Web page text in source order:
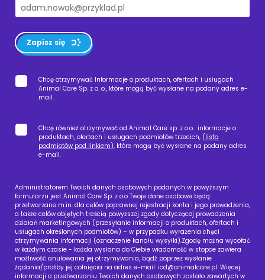
Zapisz się
Chcę otrzymywać Informacje o produktach, ofertach i usługach
Animal Care Sp. z o. o., które mogą być wysłane na podany adres e-
mail.
Chcę również otrzymywać od Animal Care sp. z o.o. informacje o
produktach, ofertach i usługach podmiotów trzecich, (lista
podmiotów pod linkiem), które mogą być wysłane na podany adres
e-mail.
Administratorem Twoich danych osobowych podanych w powyższym
formularzu jest Animal Care Sp. z o.o Twoje dane osobowe będą
przetwarzane m.in. dla celów poprawnej rejestracji konta i jego prowadzenia,
a także celów objętych treścią powyższej zgody dotyczącej prowadzenia
działań marketingowych (przesyłanie informacji o produktach, ofertach i
usługach określonych podmiotów) – w przypadku wyrażenia chęci
otrzymywania informacji (oznaczenie kanału wysyłki).Zgodę można wycofać
w każdym czasie - każda wysłana do Ciebie wiadomość w stopce zawiera
możliwość anulowania jej otrzymywania, bądź poprzez wysłanie
żądania/prośby jej cofnięcia na adres e-mail: iod@animalcare.pl. Więcej
informacji o przetwarzaniu Twoich danych osobowych zostało zawartych w